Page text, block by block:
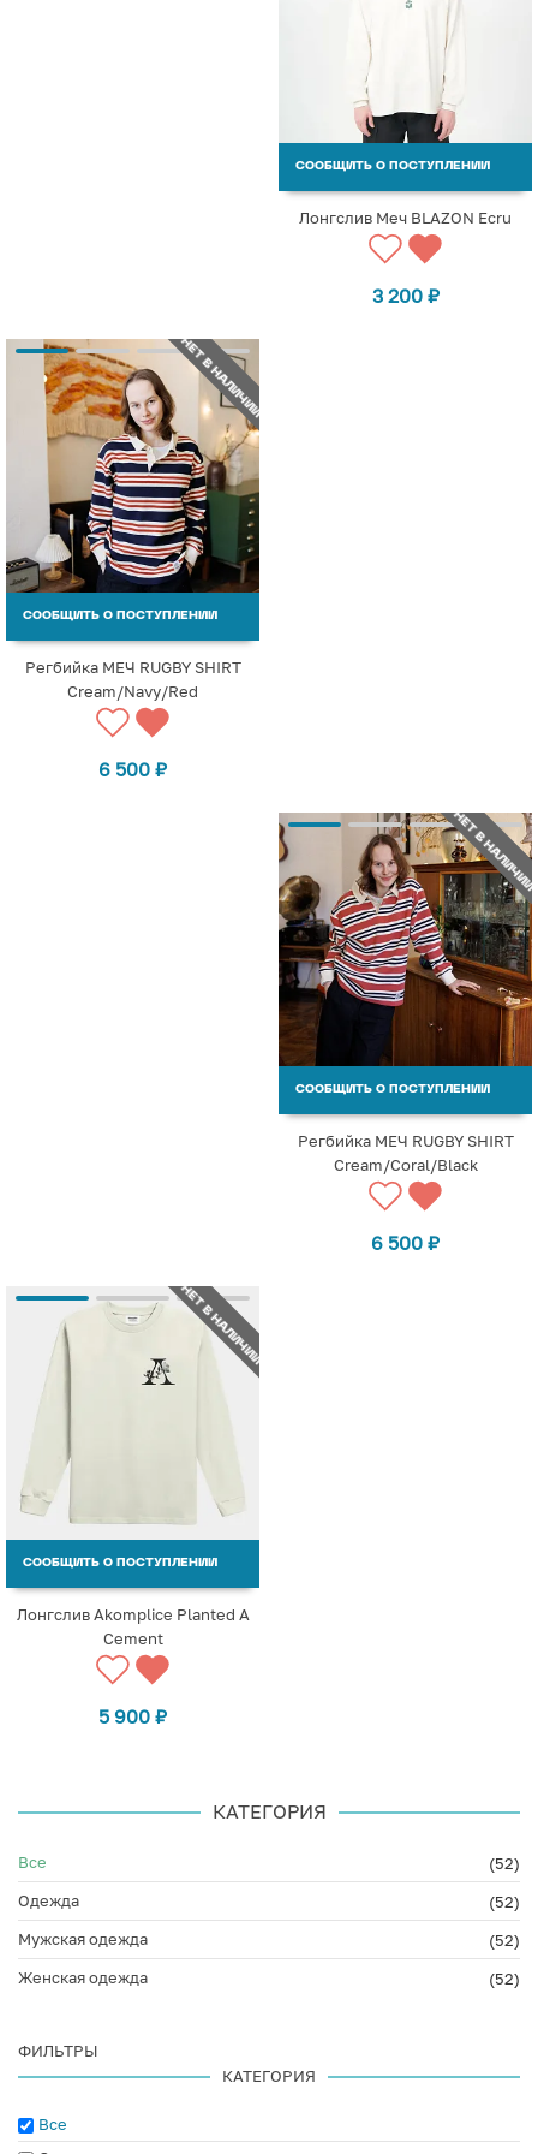
СООБЩИТЬ О ПОСТУПЛЕНИИ
Лонгслив Меч BLAZON Ecru
3 200 ₽
НЕТ В НАЛИЧИИ
СООБЩИТЬ О ПОСТУПЛЕНИИ
Регбийка МЕЧ RUGBY SHIRT
Cream/Navy/Red
6 500 ₽
НЕТ В НАЛИЧИИ
СООБЩИТЬ О ПОСТУПЛЕНИИ
Регбийка МЕЧ RUGBY SHIRT
Cream/Coral/Black
6 500 ₽
НЕТ В НАЛИЧИИ
СООБЩИТЬ О ПОСТУПЛЕНИИ
Лонгслив Akomplice Planted A
Cement
5 900 ₽
КАТЕГОРИЯ
Все
(52)
Одежда
(52)
Мужская одежда
(52)
Женская одежда
(52)
ФИЛЬТРЫ
КАТЕГОРИЯ
Все